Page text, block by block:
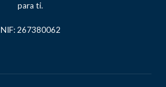
para ti.
NIF: 267380062